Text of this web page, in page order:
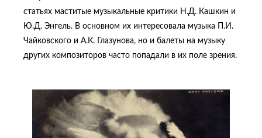
статьях маститые музыкальные критики Н.Д. Кашкин и
Ю.Д. Энгель. В основном их интересовала музыка П.И.
Чайковского и А.К. Глазунова, но и балеты на музыку
других композиторов часто попадали в их поле зрения.